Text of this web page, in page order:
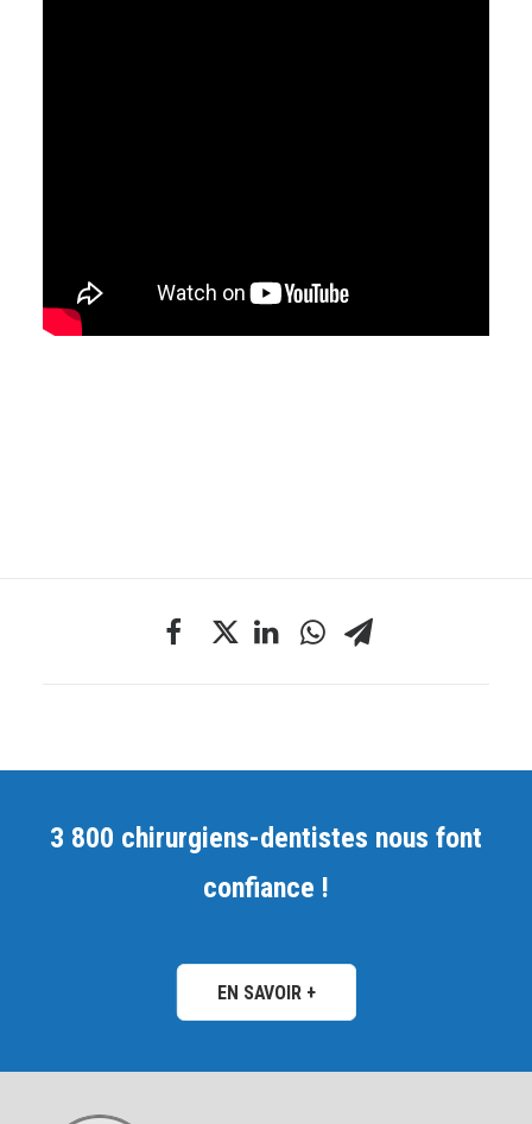
3 800 chirurgiens-dentistes nous font
confiance !
EN SAVOIR +